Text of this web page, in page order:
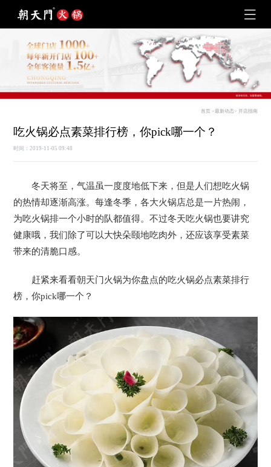
首页 >最新动态> 开店指南
吃火锅必点素菜排行榜，你pick哪一个？
时间：2019-11-05 09:48
冬天将至，气温虽一度度地低下来，但是人们想吃火锅
的热情却逐渐高涨。每逢冬季，各大火锅店总是一片热闹，
为吃火锅排一个小时的队都值得。不过冬天吃火锅也要讲究
健康哦，我们除了可以大快朵颐地吃肉外，还应该享受素菜
带来的清脆口感。
赶紧来看看朝天门火锅为你盘点的吃火锅必点素菜排行
榜，你pick哪一个？